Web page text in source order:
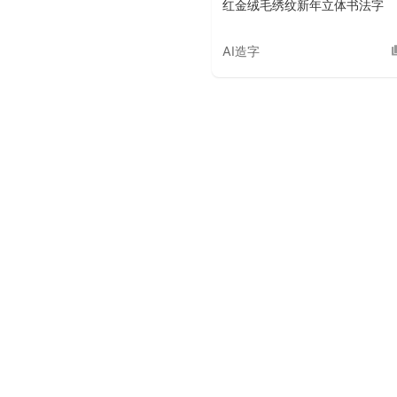
红金绒毛绣纹新年立体书法字
AI造字